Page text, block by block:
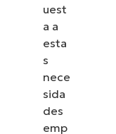
uest
a a
esta
s
nece
sida
des
emp